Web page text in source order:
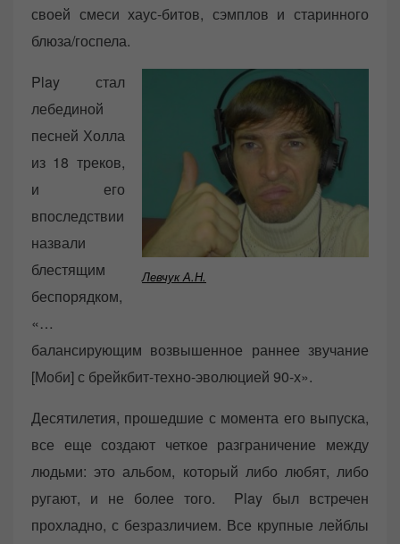
своей смеси хаус-битов, сэмплов и старинного
блюза/госпела.
Левчук А.Н.
Play стал
лебединой
песней Холла
из 18 треков,
и его
впоследствии
назвали
блестящим
беспорядком,
«…
балансирующим возвышенное раннее звучание
[Моби] с брейкбит-техно-эволюцией 90-х».
Десятилетия, прошедшие с момента его выпуска,
все еще создают четкое разграничение между
людьми: это альбом, который либо любят, либо
ругают, и не более того. Play был встречен
прохладно, с безразличием. Все крупные лейблы